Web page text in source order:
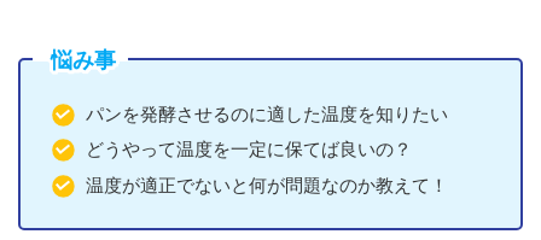
悩み事
パンを発酵させるのに適した温度を知りたい
どうやって温度を一定に保てば良いの？
温度が適正でないと何が問題なのか教えて！